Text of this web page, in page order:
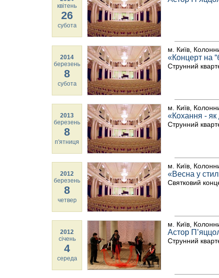
квітень
26
субота
2014
березень
8
субота
м. Київ,
«Концерт на
Струнний
2013
березень
8
п'ятниця
м. Київ,
«Кохання - як
Струнний
2012
березень
8
четвер
м. Київ,
«Весна у
Святковий
2012
січень
4
середа
м. Київ,
Астор
Струнний